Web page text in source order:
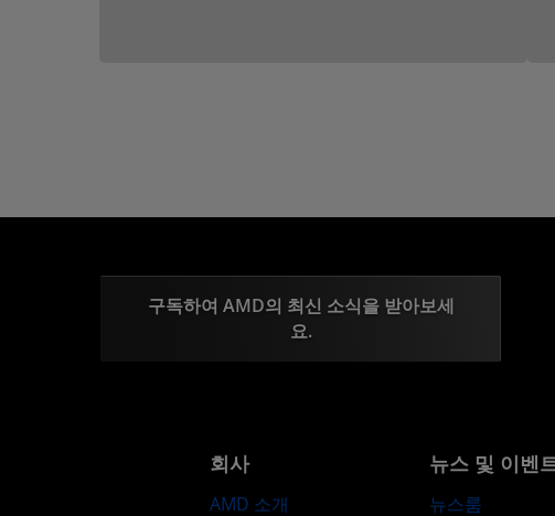
구독하여 AMD의 최신 소식을 받아보세
요.
회사
AMD 소개
뉴스 및 이벤
뉴스룸